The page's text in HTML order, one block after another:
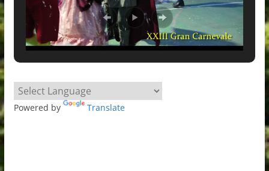
Powered by Translate